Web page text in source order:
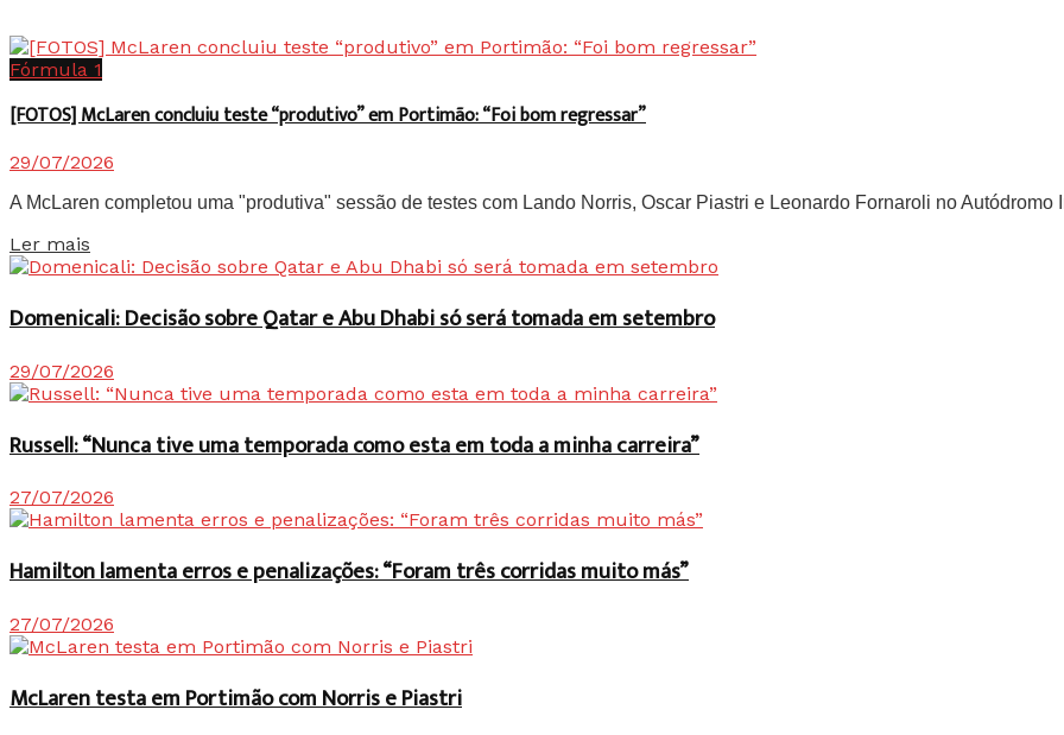
Fórmula 1
[FOTOS] McLaren concluiu teste “produtivo” em Portimão: “Foi bom regressar”
29/07/2026
A McLaren completou uma "produtiva" sessão de testes com Lando Norris, Oscar Piastri e Leonardo Fornaroli no Autódromo
Ler mais
Domenicali: Decisão sobre Qatar e Abu Dhabi só será tomada em setembro
29/07/2026
Russell: “Nunca tive uma temporada como esta em toda a minha carreira”
27/07/2026
Hamilton lamenta erros e penalizações: “Foram três corridas muito más”
27/07/2026
McLaren testa em Portimão com Norris e Piastri